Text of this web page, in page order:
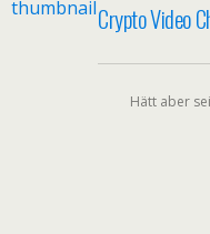
Crypto Video
Hätt aber